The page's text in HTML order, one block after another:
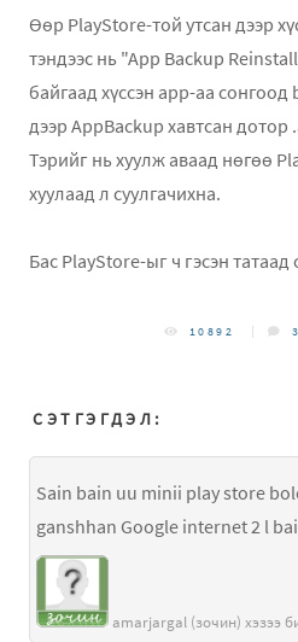
Өөр PlayStore-той утсан дээр
тэндээс нь "App Backup Reinstall" гээд app суулгаж
байгаад хүссэн app-аа сонгоод
дээр AppBackup хавтсан дотор .apk
Тэрийг нь хуулж аваад нөгөө
хуулаад л суулгачихна.
Бас PlayStore-ыг ч гэсэн татаад
10892
СЭТГЭГДЭЛ:
Sain bain uu minii play store
ganshhan Google internet 2 l